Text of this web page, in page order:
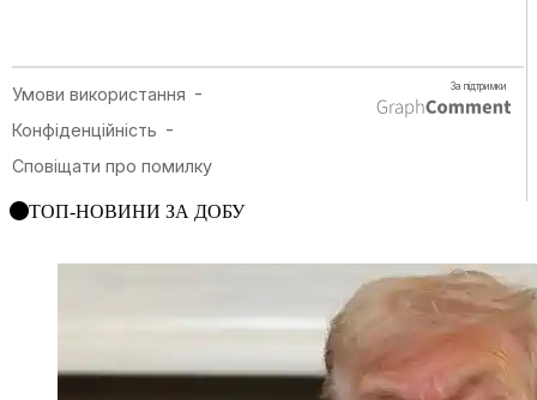
ТОП-НОВИНИ ЗА ДОБУ